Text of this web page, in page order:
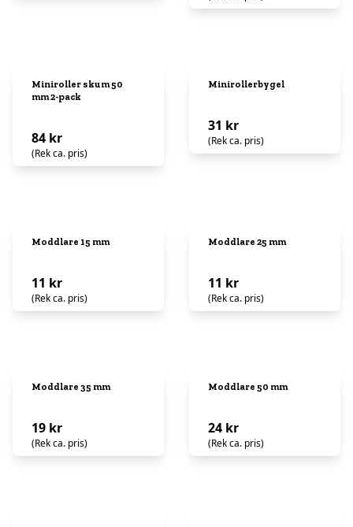
Miniroller skum 50
mm 2-pack
84 kr
(Rek ca. pris)
Minirollerbygel
31 kr
(Rek ca. pris)
Moddlare 15 mm
11 kr
(Rek ca. pris)
Moddlare 25 mm
11 kr
(Rek ca. pris)
Moddlare 35 mm
19 kr
(Rek ca. pris)
Moddlare 50 mm
24 kr
(Rek ca. pris)